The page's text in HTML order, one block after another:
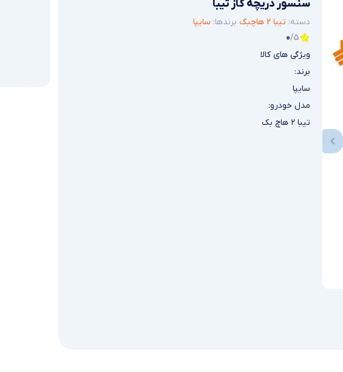
سنسور دریچه گاز تیبا
دسته: تیبا 2 هاچبک برندها: سایپا
0/5
ویژگی های کالا
برند:
سایپا
مدل خودرو:
تیبا ۲ هاچ بک